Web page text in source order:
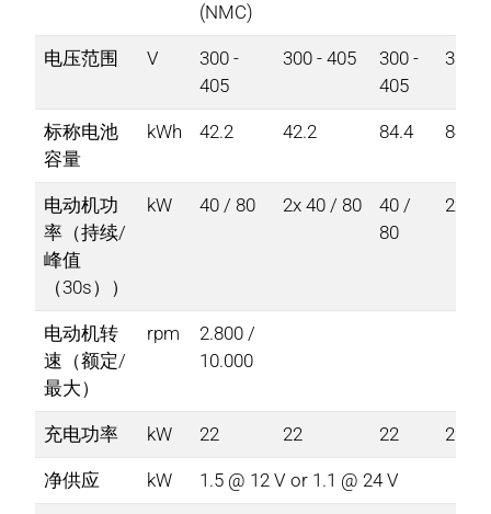
(NMC)
电压范围 V
300 -
405​
300 - 405​
300 -
405​
300 -
标称电池
容量​
kWh​ 42.2​ 42.2​ 84.4​ 84.4​
电动机功
率（持续/
峰值
（30s））​
kW 40 / 80​ 2x 40 / 80
40 /
80​
2x
电动机转
速（额定/
最大）​
rpm
2.800 /
10.000​
充电功率​ kW 22 22 22 22
净供应​ kW 1.5 @ 12 V or 1.1 @ 24 V​